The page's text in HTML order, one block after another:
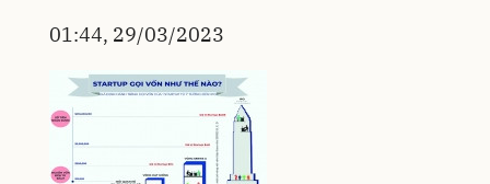
01:44, 29/03/2023